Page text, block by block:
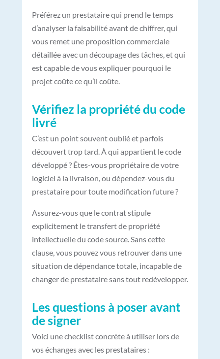
Préférez un prestataire qui prend le temps
d’analyser la faisabilité avant de chiffrer, qui
vous remet une proposition commerciale
détaillée avec un découpage des tâches, et qui
est capable de vous expliquer pourquoi le
projet coûte ce qu’il coûte.
Vérifiez la propriété du code
livré
C’est un point souvent oublié et parfois
découvert trop tard. À qui appartient le code
développé ? Êtes-vous propriétaire de votre
logiciel à la livraison, ou dépendez-vous du
prestataire pour toute modification future ?
Assurez-vous que le contrat stipule
explicitement le transfert de propriété
intellectuelle du code source. Sans cette
clause, vous pouvez vous retrouver dans une
situation de dépendance totale, incapable de
changer de prestataire sans tout redévelopper.
Les questions à poser avant
de signer
Voici une checklist concrète à utiliser lors de
vos échanges avec les prestataires :